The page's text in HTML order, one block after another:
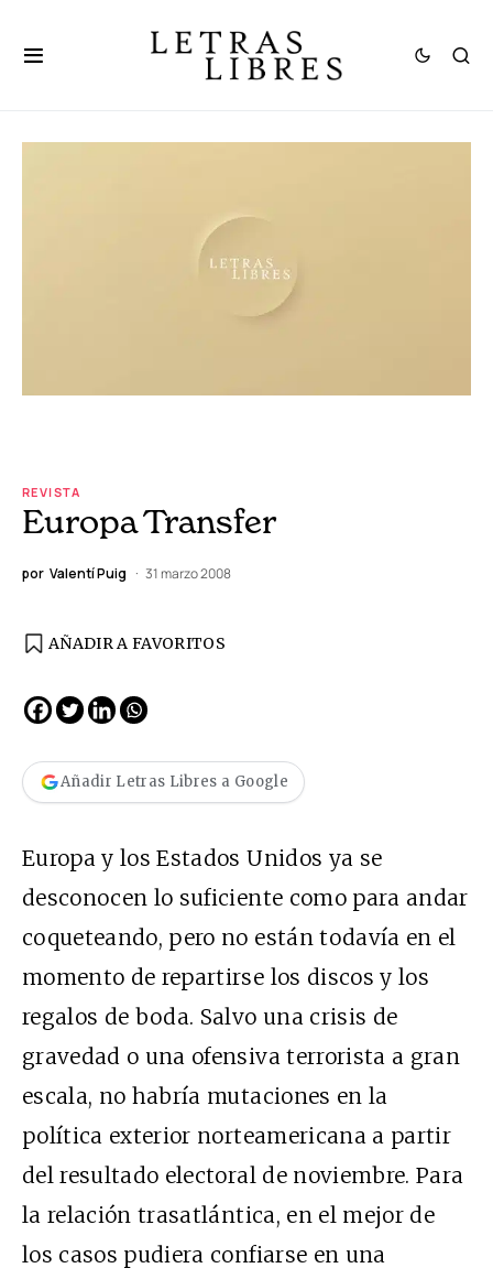
REVISTA
Europa Transfer
por Valentí Puig 31 marzo 2008
AÑADIR A FAVORITOS
Añadir Letras Libres a Google
Europa y los Estados Unidos ya se
desconocen lo suficiente como para andar
coqueteando, pero no están todavía en el
momento de repartirse los discos y los
regalos de boda. Salvo una crisis de
gravedad o una ofensiva terrorista a gran
escala, no habría mutaciones en la
política exterior norteamericana a partir
del resultado electoral de noviembre. Para
la relación trasatlántica, en el mejor de
los casos pudiera confiarse en una